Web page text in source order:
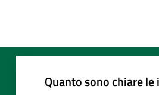
Quanto sono chiare